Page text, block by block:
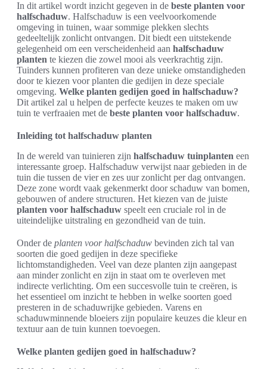
In dit artikel wordt inzicht gegeven in de beste planten voor
halfschaduw. Halfschaduw is een veelvoorkomende
omgeving in tuinen, waar sommige plekken slechts
gedeeltelijk zonlicht ontvangen. Dit biedt een uitstekende
gelegenheid om een verscheidenheid aan halfschaduw
planten te kiezen die zowel mooi als veerkrachtig zijn.
Tuinders kunnen profiteren van deze unieke omstandigheden
door te kiezen voor planten die gedijen in deze speciale
omgeving. Welke planten gedijen goed in halfschaduw?
Dit artikel zal u helpen de perfecte keuzes te maken om uw
tuin te verfraaien met de beste planten voor halfschaduw.
Inleiding tot halfschaduw planten
In de wereld van tuinieren zijn halfschaduw tuinplanten een
interessante groep. Halfschaduw verwijst naar gebieden in de
tuin die tussen de vier en zes uur zonlicht per dag ontvangen.
Deze zone wordt vaak gekenmerkt door schaduw van bomen,
gebouwen of andere structuren. Het kiezen van de juiste
planten voor halfschaduw speelt een cruciale rol in de
uiteindelijke uitstraling en gezondheid van de tuin.
Onder de planten voor halfschaduw bevinden zich tal van
soorten die goed gedijen in deze specifieke
lichtomstandigheden. Veel van deze planten zijn aangepast
aan minder zonlicht en zijn in staat om te overleven met
indirecte verlichting. Om een succesvolle tuin te creëren, is
het essentieel om inzicht te hebben in welke soorten goed
presteren in de schaduwrijke gebieden. Varens en
schaduwminnende bloeiers zijn populaire keuzes die kleur en
textuur aan de tuin kunnen toevoegen.
Welke planten gedijen goed in halfschaduw?